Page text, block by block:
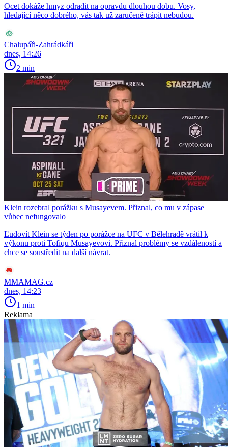
Ocet dokáže hmyz odradit na opravdu dlouhou dobu. Vosy,
hledající něco dobrého, vás tak už zaručeně trápit nebudou.
Chalupáři-Zahrádkáři
dnes, 14:26
2 min
Klein rozebral porážku s Musayevem. Přiznal, co mu v zápase
vůbec nefungovalo
Ľudovít Klein se týden po porážce na UFC v Bělehradě vrátil k
výkonu proti Tofiqu Musayevovi. Přiznal problémy se vzdáleností a
chce se soustředit na další návrat.
MMAMAG.cz
dnes, 14:23
1 min
Reklama